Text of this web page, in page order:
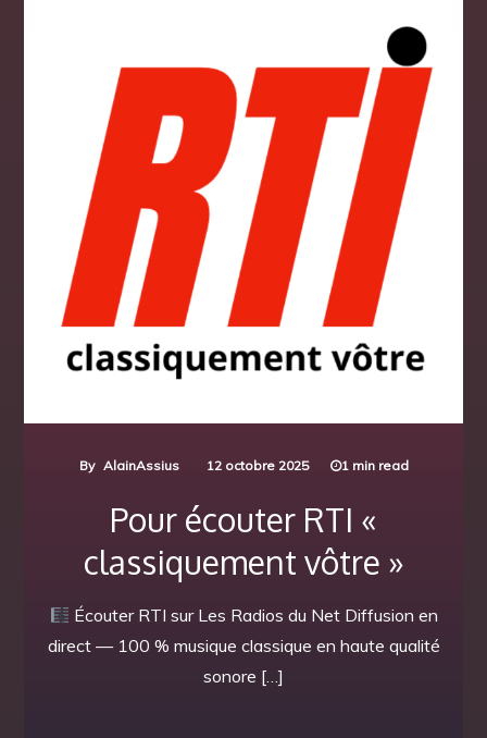
By AlainAssius 12 octobre 2025 1 min read
Pour écouter RTI «
classiquement vôtre »
Écouter RTI sur Les Radios du Net Diffusion en
direct — 100 % musique classique en haute qualité
sonore […]